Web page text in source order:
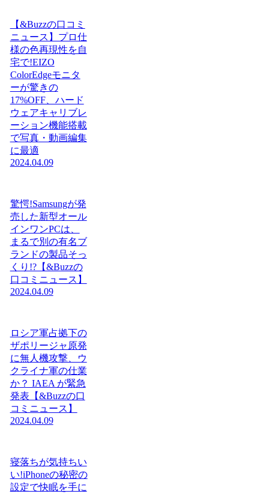
【&Buzzの口コミ
ニュース】プロ仕
様の色再現性を自
宅で!EIZO
ColorEdgeモニタ
ーが驚きの
17%OFF、ハード
ウェアキャリブレ
ーション機能搭載
で写真・動画編集
に最適
2024.04.09
驚愕!Samsungが発
売した新型オール
インワンPCは、
まるで別の有名ブ
ランドの製品そっ
くり!?【&Buzzの
口コミニュース】
2024.04.09
ロシア軍占拠下の
ザポリージャ原発
に無人機攻撃、ウ
クライナ軍の仕業
か？ IAEA が緊急
発表【&Buzzの口
コミニュース】
2024.04.09
寝落ちが気持ちい
い!iPhoneの秘密の
設定で快眠を手に